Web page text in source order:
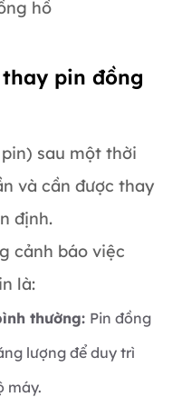
hồ
pin đồng
sau một thời
và cần được thay
định.
cảnh báo việc
là:
thường: Pin đồng
lượng để duy trì
máy.